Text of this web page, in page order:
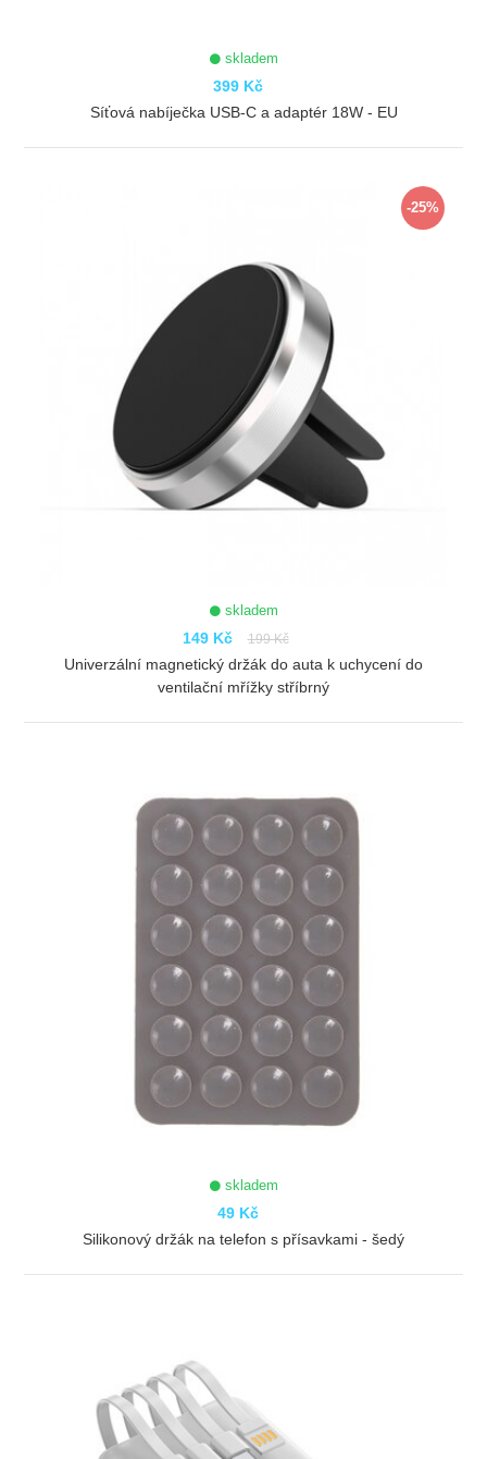
skladem
399 Kč
Síťová nabíječka USB-C a adaptér 18W - EU
-25%
skladem
149 Kč 199 Kč
Univerzální magnetický držák do auta k uchycení do
ventilační mřížky stříbrný
skladem
49 Kč
Silikonový držák na telefon s přísavkami - šedý